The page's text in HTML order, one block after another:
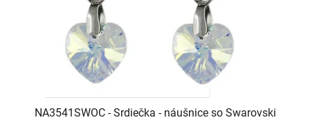
NA3541SWOC - Srdiečka - náušnice so Swarovski